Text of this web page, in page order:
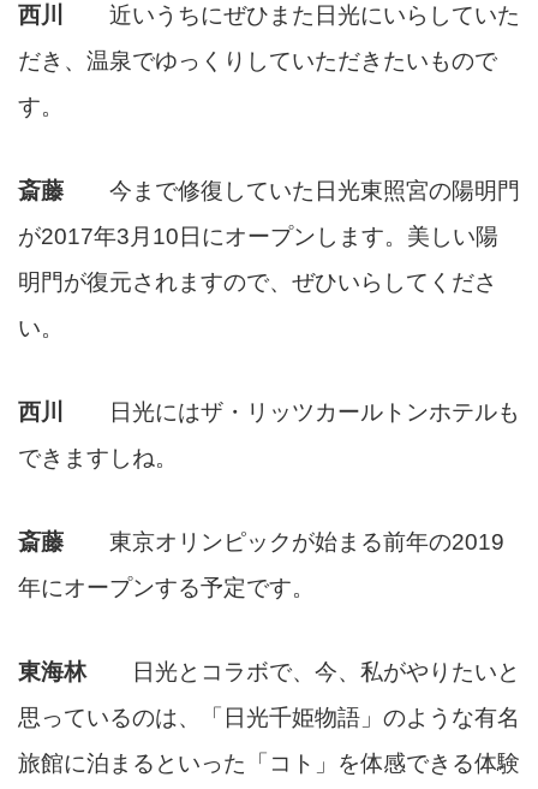
西川
近いうちにぜひまた日光にいらしていた
だき、温泉でゆっくりしていただきたいもので
す。
斎藤 今まで修復していた日光東照宮の陽明門
が2017年3月10日にオープンします。美しい陽
明門が復元されますので、ぜひいらしてくださ
い。
西川
日光にはザ・リッツカールトンホテルも
できますしね。
斎藤 東京オリンピックが始まる前年の2019
年にオープンする予定です。
東海林
日光とコラボで、今、私がやりたいと
思っているのは、「日光千姫物語」のような有名
旅館に泊まるといった「コト」を体感できる体験